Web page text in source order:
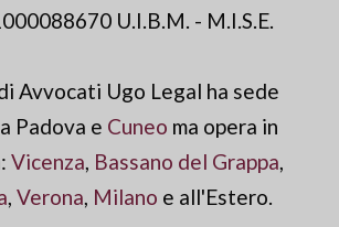
U.I.B.M. - M.I.S.E.
Avvocati Ugo Legal ha sede
Padova e Cuneo ma opera in
Vicenza, Bassano del Grappa,
, Verona, Milano e all'Estero.